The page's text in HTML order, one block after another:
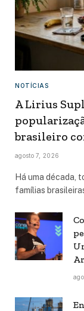
NOTÍCIAS
A Lirius
brasileiro
agosto 7, 2026
Há uma década,
famílias